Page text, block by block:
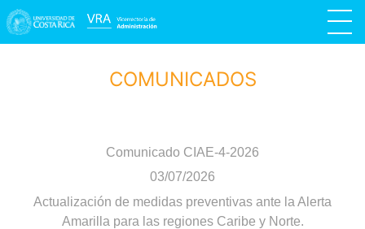
COMUNICADOS
Comunicado CIAE-4-2026
03/07/2026
Actualización de medidas preventivas ante la Alerta
Amarilla para las regiones Caribe y Norte.